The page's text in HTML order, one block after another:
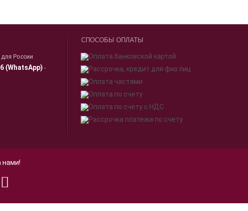
для России
(WhatsApp) -
СПОСОБЫ ОПЛАТЫ
нами!